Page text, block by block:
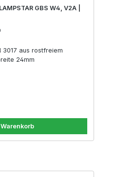
GBS W4, V2A |
3017 aus rostfreiem
24mm